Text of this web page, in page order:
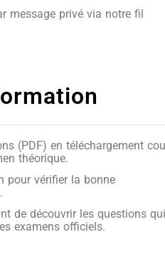
message privé via notre fil
(PDF) en téléchargement
théorique.
pour vérifier la bonne
de découvrir les questions qui
examens officiels.